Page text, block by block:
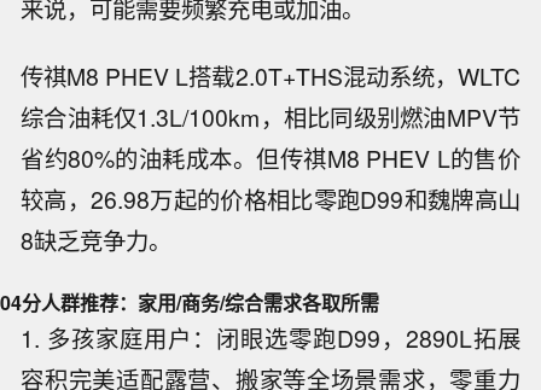
来说，可能需要频繁充电或加油。
传祺M8 PHEV L搭载2.0T+THS混动系统，WLTC
综合油耗仅1.3L/100km，相比同级别燃油MPV节
省约80%的油耗成本。但传祺M8 PHEV L的售价
较高，26.98万起的价格相比零跑D99和魏牌高山
8缺乏竞争力。
04分人群推荐：家用/商务/综合需求各取所需
1. 多孩家庭用户：闭眼选零跑D99，2890L拓展
容积完美适配露营、搬家等全场景需求，零重力